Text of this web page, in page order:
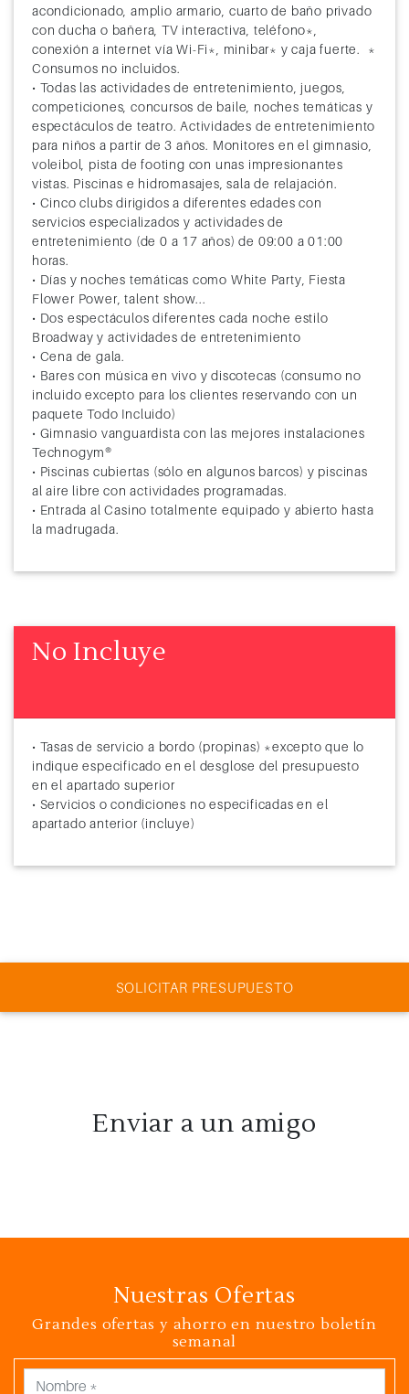
acondicionado, amplio armario, cuarto de baño privado
con ducha o bañera, TV interactiva, teléfono*,
conexión a internet vía Wi-Fi*, minibar* y caja fuerte. *
Consumos no incluidos.
• Todas las actividades de entretenimiento, juegos,
competiciones, concursos de baile, noches temáticas y
espectáculos de teatro. Actividades de entretenimiento
para niños a partir de 3 años. Monitores en el gimnasio,
voleibol, pista de footing con unas impresionantes
vistas. Piscinas e hidromasajes, sala de relajación.
• Cinco clubs dirigidos a diferentes edades con
servicios especializados y actividades de
entretenimiento (de 0 a 17 años) de 09:00 a 01:00
horas.
• Días y noches temáticas como White Party, Fiesta
Flower Power, talent show...
• Dos espectáculos diferentes cada noche estilo
Broadway y actividades de entretenimiento
• Cena de gala.
• Bares con música en vivo y discotecas (consumo no
incluido excepto para los clientes reservando con un
paquete Todo Incluido)
• Gimnasio vanguardista con las mejores instalaciones
Technogym®
• Piscinas cubiertas (sólo en algunos barcos) y piscinas
al aire libre con actividades programadas.
• Entrada al Casino totalmente equipado y abierto hasta
la madrugada.
No Incluye
• Tasas de servicio a bordo (propinas) *excepto que lo
indique especificado en el desglose del presupuesto
en el apartado superior
• Servicios o condiciones no especificadas en el
apartado anterior (incluye)
SOLICITAR PRESUPUESTO
Enviar a un amigo
Nuestras Ofertas
Grandes ofertas y ahorro en nuestro boletín
semanal